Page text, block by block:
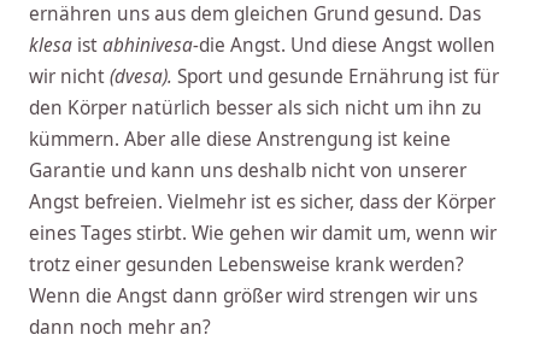
ernähren uns aus dem gleichen Grund gesund. Das
klesa istabhinivesa-die Angst. Und diese Angst wollen
wir nicht(dvesa). Sport und gesunde Ernährung ist für
den Körper natürlich besser als sich nicht um ihn zu
kümmern. Aber alle diese Anstrengung ist keine
Garantie und kann uns deshalb nicht von unserer
Angst befreien. Vielmehr ist es sicher, dass der Körper
eines Tages stirbt. Wie gehen wir damit um, wenn wir
trotz einer gesunden Lebensweise krank werden?
Wenn die Angst dann größer wird strengen wir uns
dann noch mehr an?